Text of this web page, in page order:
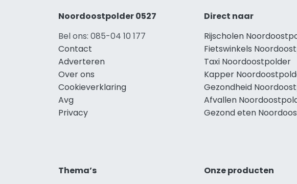
Noordoostpolder 0527
Bel ons: 085-04 10 177
Contact
Adverteren
Over ons
Cookieverklaring
Avg
Privacy
Direct naar
Rijscholen
Fietswinkels
Taxi Noordoostpolder
Kapper
Gezondheid
Afvallen
Gezond eten
Thema’s
Onze producten